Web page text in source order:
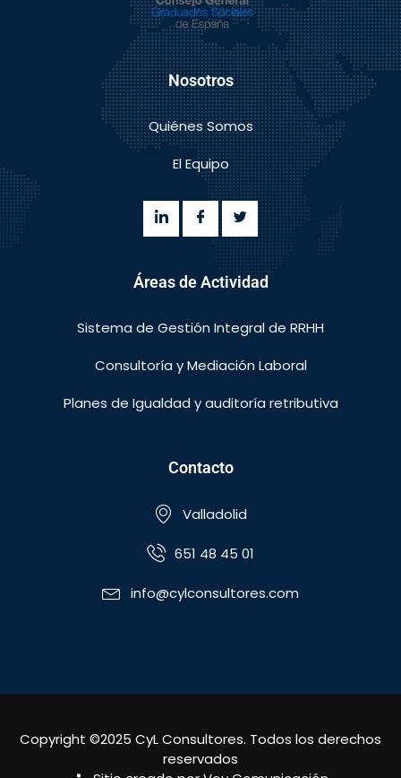
Nosotros
Quiénes Somos
El Equipo
Áreas de Actividad
Sistema de Gestión Integral de RRHH
Consultoría y Mediación Laboral
Planes de Igualdad y auditoría retributiva
Contacto
Valladolid
651 48 45 01
info@cylconsultores.com
Copyright ©2025 CyL Consultores. Todos los derechos
reservados